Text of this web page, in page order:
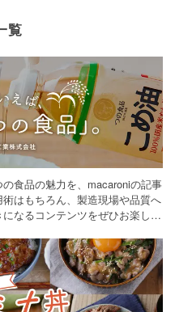
覧
食品の魅力を、macaroniの記事
はもちろん、製造現場や品質へ
なるコンテンツをぜひお楽しみ